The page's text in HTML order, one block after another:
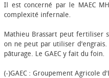
Il est concerné par le MAEC
complexité infernale.
Mathieu Brassart peut fertiliser
on ne peut par utiliser
pâturage. Le GAEC y fait du foin.
(-)GAEC : Groupement Agricole